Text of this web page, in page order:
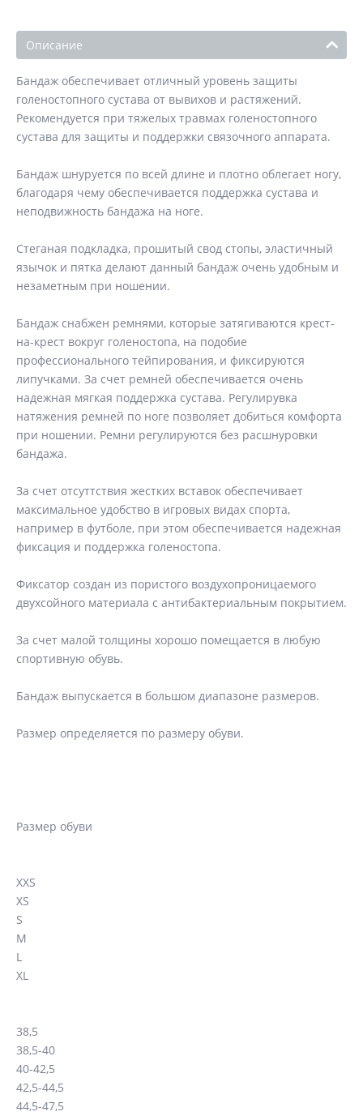
Описание
Бандаж обеспечивает отличный уровень защиты
голеностопного сустава от вывихов и растяжений.
Рекомендуется при тяжелых травмах голеностопного
сустава для защиты и поддержки связочного аппарата.
Бандаж шнуруется по всей длине и плотно облегает ногу,
благодаря чему обеспечивается поддержка сустава и
неподвижность бандажа на ноге.
Стеганая подкладка, прошитый свод стопы, эластичный
язычок и пятка делают данный бандаж очень удобным и
незаметным при ношении.
Бандаж снабжен ремнями, которые затягиваются крест-
на-крест вокруг голеностопа, на подобие
профессионального тейпирования, и фиксируются
липучками. За счет ремней обеспечивается очень
надежная мягкая поддержка сустава. Регулирувка
натяжения ремней по ноге позволяет добиться комфорта
при ношении. Ремни регулируются без расшнуровки
бандажа.
За счет отсуттствия жестких вставок обеспечивает
максимальное удобство в игровых видах спорта,
например в футболе, при этом обеспечивается надежная
фиксация и поддержка голеностопа.
Фиксатор создан из пористого воздухопроницаемого
двухсойного материала с антибактериальным покрытием.
За счет малой толщины хорошо помещается в любую
спортивную обувь.
Бандаж выпускается в большом диапазоне размеров.
Размер определяется по размеру обуви.
Размер обуви
XXS
XS
S
M
L
XL
38,5
38,5-40
40-42,5
42,5-44,5
44,5-47,5